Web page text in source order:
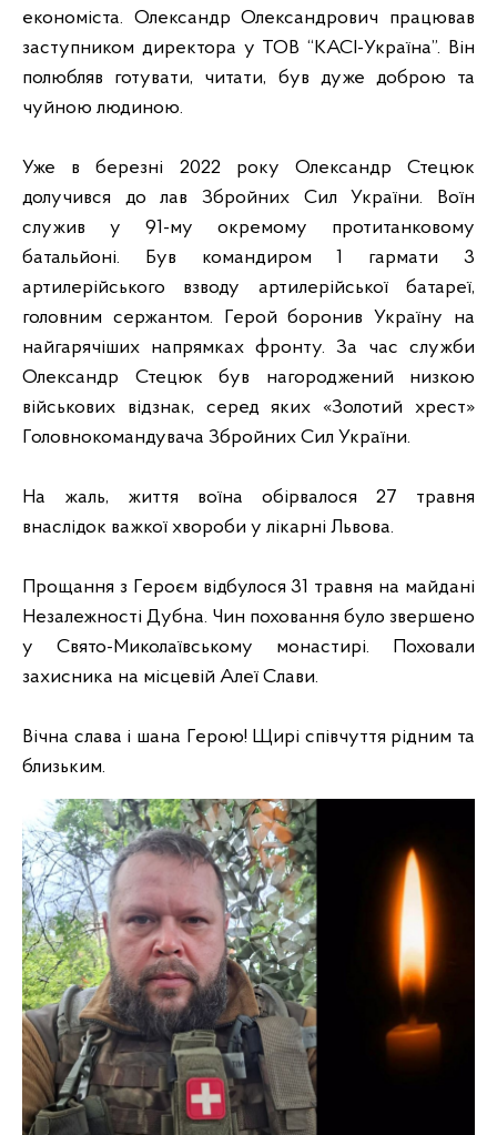
економіста. Олександр Олександрович працював
заступником директора у ТОВ “КАСІ-Україна”. Він
полюбляв готувати, читати, був дуже доброю та
чуйною людиною.
Уже в березні 2022 року Олександр Стецюк
долучився до лав Збройних Сил України. Воїн
служив у 91-му окремому протитанковому
батальйоні. Був командиром 1 гармати 3
артилерійського взводу артилерійської батареї,
головним сержантом. Герой боронив Україну на
найгарячіших напрямках фронту. За час служби
Олександр Стецюк був нагороджений низкою
військових відзнак, серед яких «Золотий хрест»
Головнокомандувача Збройних Сил України.
На жаль, життя воїна обірвалося 27 травня
внаслідок важкої хвороби у лікарні Львова.
Прощання з Героєм відбулося 31 травня на майдані
Незалежності Дубна. Чин поховання було звершено
у Свято-Миколаївському монастирі. Поховали
захисника на місцевій Алеї Слави.
Вічна слава і шана Герою! Щирі співчуття рідним та
близьким.